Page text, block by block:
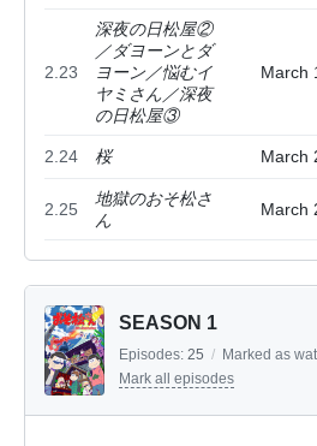
2.23
深夜の日松屋②
／ダヨーンとダ
ヨーン／悩むイ
ヤミさん／深夜
の日松屋③
March
2.24 桜 March
2.25
地獄のおそ松さ
ん
March
SEASON 1
Episodes: 25 / Marked as
Mark all episodes